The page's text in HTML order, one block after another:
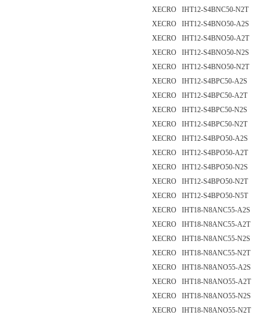
XECRO IHT12-S4BNC50-N2T
XECRO IHT12-S4BNO50-A2S
XECRO IHT12-S4BNO50-A2T
XECRO IHT12-S4BNO50-N2S
XECRO IHT12-S4BNO50-N2T
XECRO IHT12-S4BPC50-A2S
XECRO IHT12-S4BPC50-A2T
XECRO IHT12-S4BPC50-N2S
XECRO IHT12-S4BPC50-N2T
XECRO IHT12-S4BPO50-A2S
XECRO IHT12-S4BPO50-A2T
XECRO IHT12-S4BPO50-N2S
XECRO IHT12-S4BPO50-N2T
XECRO IHT12-S4BPO50-N5T
XECRO IHT18-N8ANC55-A2S
XECRO IHT18-N8ANC55-A2T
XECRO IHT18-N8ANC55-N2S
XECRO IHT18-N8ANC55-N2T
XECRO IHT18-N8ANO55-A2S
XECRO IHT18-N8ANO55-A2T
XECRO IHT18-N8ANO55-N2S
XECRO IHT18-N8ANO55-N2T